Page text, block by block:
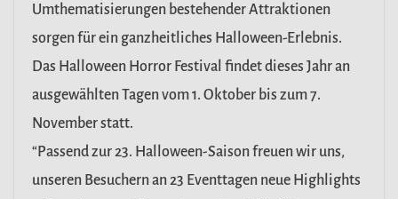
Umthematisierungen bestehender Attraktionen
sorgen für ein ganzheitliches Halloween-Erlebnis.
Das Halloween Horror Festival findet dieses Jahr an
ausgewählten Tagen vom 1. Oktober bis zum 7.
November statt.
“Passend zur 23. Halloween-Saison freuen wir uns,
unseren Besuchern an 23 Eventtagen neue Highlights